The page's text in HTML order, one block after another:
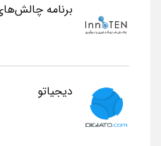
برنامه
دیجیاتو